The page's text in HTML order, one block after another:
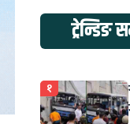
ट्रेन्डिङ
१